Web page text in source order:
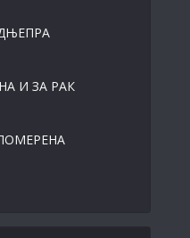
И ЗА РАК